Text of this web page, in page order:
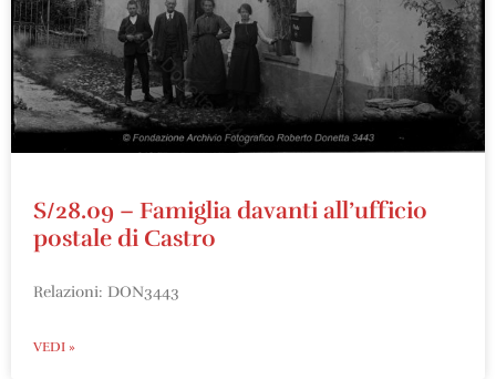
S/28.09 – Famiglia davanti all’ufficio
postale di Castro
Relazioni: DON3443
VEDI »